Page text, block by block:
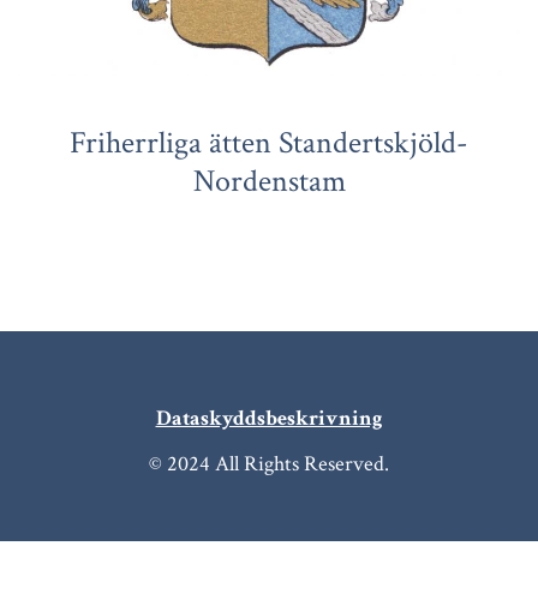
Friherrliga ätten Standertskjöld-
Nordenstam
Dataskyddsbeskrivning
© 2024 All Rights Reserved.